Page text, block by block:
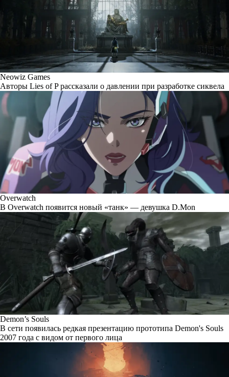
Neowiz Games
Авторы Lies of P рассказали о давлении при разработке сиквела
Overwatch
В Overwatch появится новый «танк» — девушка D.Mon
Demon’s Souls
В сети появилась редкая презентацию прототипа Demon's Souls
2007 года с видом от первого лица